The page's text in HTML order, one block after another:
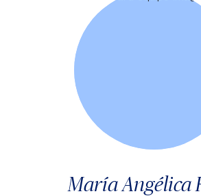
María Angélica